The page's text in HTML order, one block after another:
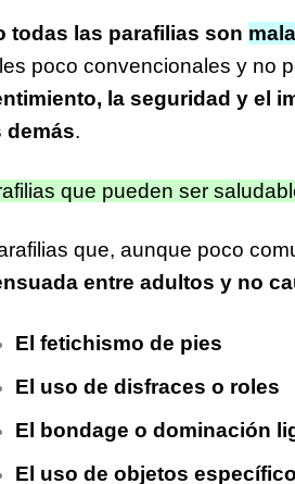
todas las parafilias son
poco convencionales y no
la seguridad y el
demás.
que pueden ser
que, aunque poco
entre adultos y no
El fetichismo de pies
El uso de disfraces o roles
El bondage o dominación
El uso de objetos